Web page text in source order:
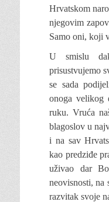
Hrvatskom
njegovim
Samo oni, koji
U smislu
prisustvujemo
se sada
onoga velikog
ruku. Vruća
blagoslov u
i na sav
kao predziđe
uživao dar
neovisnosti, na
razvitak svoje